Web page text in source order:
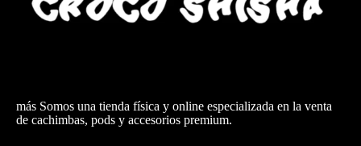
más Somos una tienda física y online especializada en la venta
de cachimbas, pods y accesorios premium.